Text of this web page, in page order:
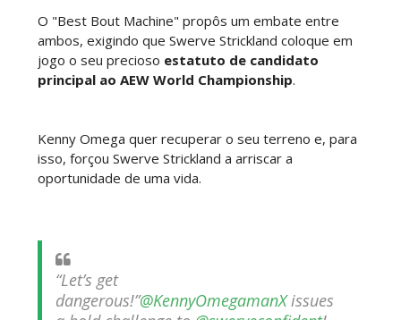
TNA iMPACT Wrestling 30 July 2026
Unknown-Jul 31 2026
Throwback: The Rock vs Brock Lesnar:
O "Best Bout Machine" propôs um embate entre
ambos, exigindo que Swerve Strickland coloque em
jogo o seu precioso estatuto de candidato
principal ao AEW World Championship.
Kenny Omega quer recuperar o seu terreno e, para
isso, forçou Swerve Strickland a arriscar a
oportunidade de uma vida.
“Let’s get
dangerous!”@KennyOmegamanXissues